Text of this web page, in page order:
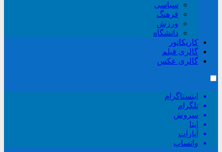
سیاسی
فرهنگ
ورزش
دانشگاه
کاریکاتور
گالری فیلم
گالری عکس
اینستاگرام
تلگرام
سروش
ایتا
آپارات
واتساپ